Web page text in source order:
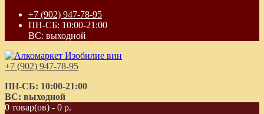
+7 (902) 947-78-95
ПН-СБ: 10:00-21:00
ВС: выходной
+7 (902) 947-78-95
ПН-СБ: 10:00-21:00
ВС: выходной
0 товар(ов) - 0 р.